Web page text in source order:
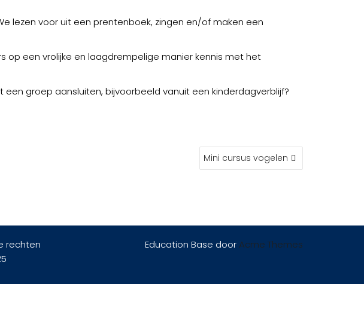
lezen voor uit een prentenboek, zingen en/of maken een
op een vrolijke en laagdrempelige manier kennis met het
groep aansluiten, bijvoorbeeld vanuit een kinderdagverblijf?
Mini cursus vogelen
rechten
Education Base door Acme Themes